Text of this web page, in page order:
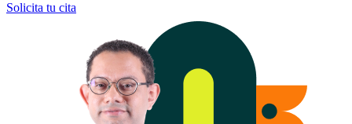
Solicita tu cita